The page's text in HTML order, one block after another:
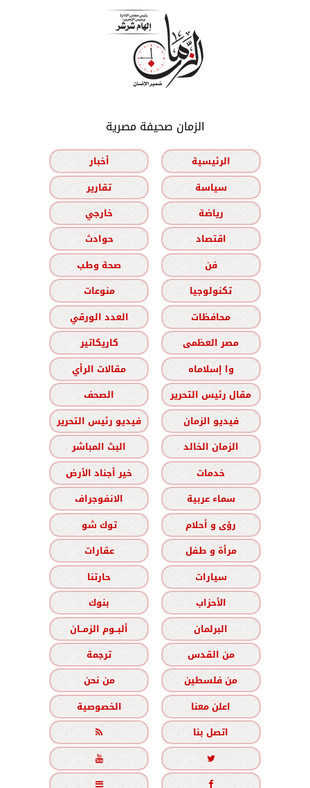
الزمان صحيفة مصرية
الرئيسية
أخبار
سياسة
تقارير
رياضة
خارجي
اقتصاد
حوادث
فن
صحة وطب
تكنولوجيا
منوعات
محافظات
العدد الورقي
مصر العظمى
كاريكاتير
وا إسلاماه
مقالات الرأي
مقال رئيس التحرير
الصحف
فيديو الزمان
فيديو رئيس التحرير
الزمان الخالد
البث المباشر
خدمات
خير أجناد الأرض
سماء عربية
الانفوجراف
رؤى و أحلام
توك شو
مرأة و طفل
عقارات
سيارات
حارتنا
الأحزاب
بنوك
البرلمان
ألبــوم الزمــان
من القدس
ترجمة
من فلسطين
من نحن
اعلن معنا
الخصوصية
اتصل بنا




